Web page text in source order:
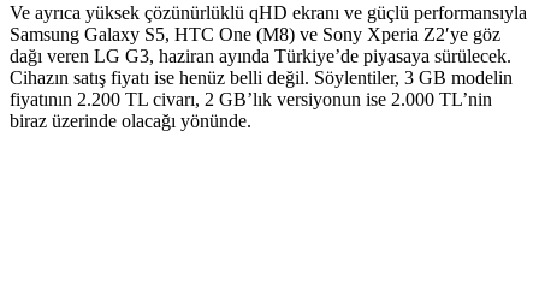
Ve ayrıca yüksek çözünürlüklü qHD ekranı ve güçlü performansıyla
Samsung Galaxy S5, HTC One (M8) ve Sony Xperia Z2′ye göz
dağı veren LG G3, haziran ayında Türkiye’de piyasaya sürülecek.
Cihazın satış fiyatı ise henüz belli değil. Söylentiler, 3 GB modelin
fiyatının 2.200 TL civarı, 2 GB’lık versiyonun ise 2.000 TL’nin
biraz üzerinde olacağı yönünde.